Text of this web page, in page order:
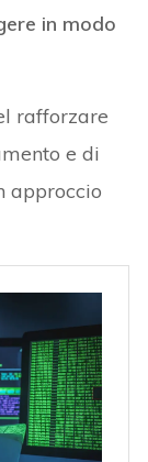
in modo
rafforzare
e di
approccio